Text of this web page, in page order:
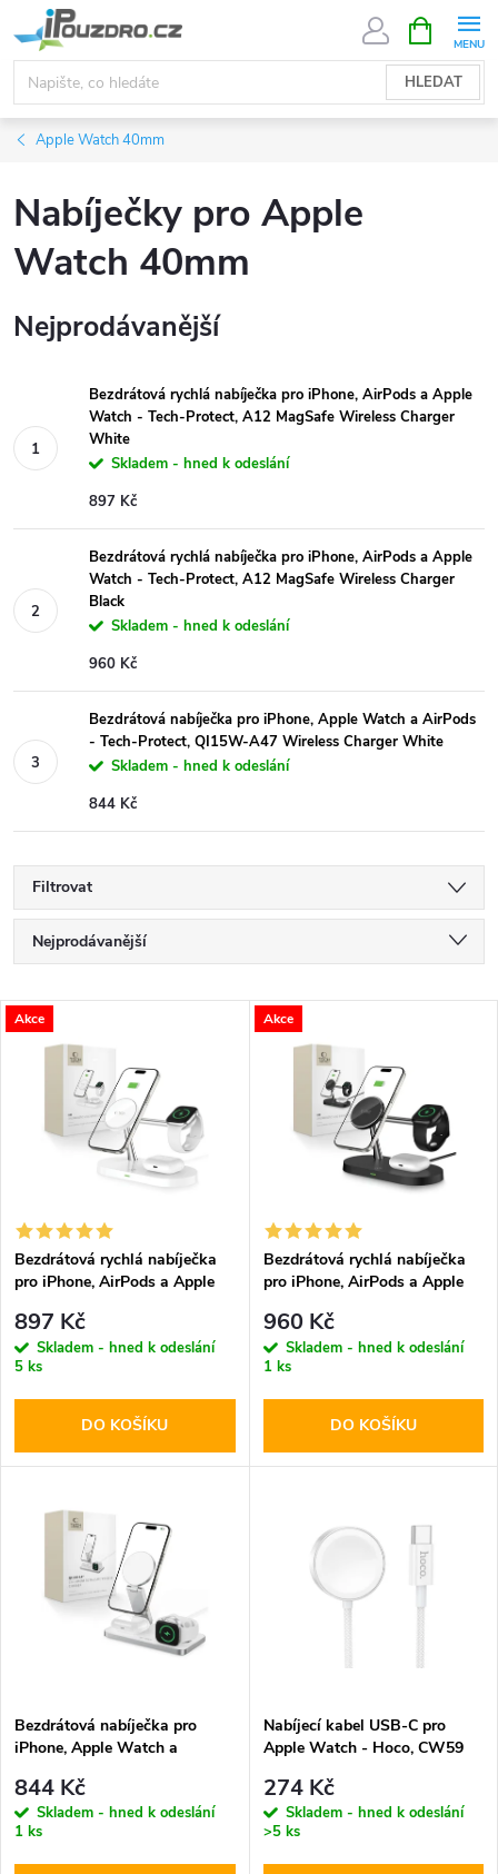
na
obsah
HLEDAT
NÁKUPNÍ
KOŠÍK
Apple Watch 40mm
Nabíječky pro Apple
Watch 40mm
Nejprodávanější
Bezdrátová rychlá nabíječka pro iPhone, AirPods a Apple
Watch - Tech-Protect, A12 MagSafe Wireless Charger
White
Skladem - hned k odeslání
897 Kč
Bezdrátová rychlá nabíječka pro iPhone, AirPods a Apple
Watch - Tech-Protect, A12 MagSafe Wireless Charger
Black
Skladem - hned k odeslání
960 Kč
Bezdrátová nabíječka pro iPhone, Apple Watch a AirPods
- Tech-Protect, QI15W-A47 Wireless Charger White
Skladem - hned k odeslání
844 Kč
Filtrovat
Ř
a
í
p
r
o
d
Nejprodávanější
Nejdražší
Abecedně
V
s
p
r
o
d
Akce
Bezdrátová rychlá nabíječka
pro iPhone, AirPods a Apple
MagSafe Wireless Charger
White
897 Kč
Skladem - hned k odeslání
5 ks
DO KOŠÍKU
Akce
Bezdrátová rychlá nabíječka
pro iPhone, AirPods a Apple
MagSafe Wireless Charger
Black
960 Kč
Skladem - hned k odeslání
1 ks
DO KOŠÍKU
Bezdrátová nabíječka pro
iPhone, Apple Watch a
QI15W-A47 Wireless Charger
White
844 Kč
Skladem - hned k odeslání
1 ks
Nabíjecí kabel USB-C pro
Apple Watch - Hoco, CW59
274 Kč
Skladem - hned k odeslání
>5 ks